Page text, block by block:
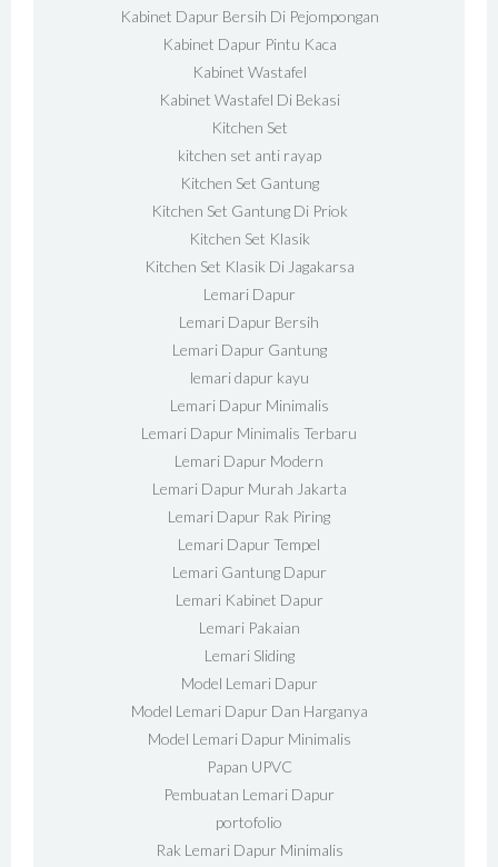
Kabinet Dapur Bersih Di Pejompongan
Kabinet Dapur Pintu Kaca
Kabinet Wastafel
Kabinet Wastafel Di Bekasi
Kitchen Set
kitchen set anti rayap
Kitchen Set Gantung
Kitchen Set Gantung Di Priok
Kitchen Set Klasik
Kitchen Set Klasik Di Jagakarsa
Lemari Dapur
Lemari Dapur Bersih
Lemari Dapur Gantung
lemari dapur kayu
Lemari Dapur Minimalis
Lemari Dapur Minimalis Terbaru
Lemari Dapur Modern
Lemari Dapur Murah Jakarta
Lemari Dapur Rak Piring
Lemari Dapur Tempel
Lemari Gantung Dapur
Lemari Kabinet Dapur
Lemari Pakaian
Lemari Sliding
Model Lemari Dapur
Model Lemari Dapur Dan Harganya
Model Lemari Dapur Minimalis
Papan UPVC
Pembuatan Lemari Dapur
portofolio
Rak Lemari Dapur Minimalis